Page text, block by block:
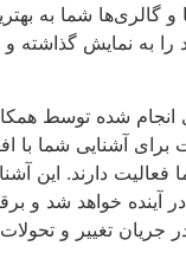
و گالری‌ها شما به
را به نمایش گذاشته
انجام شده توسط
برای آشنایی شما با
دارند. این
آینده خواهد شد و
جریان تغییر و